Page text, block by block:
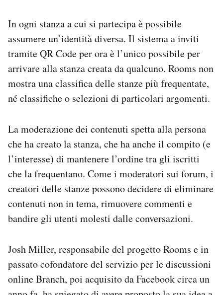
In ogni stanza a cui si partecipa è possibile
assumere un’identità diversa. Il sistema a inviti
tramite QR Code per ora è l’unico possibile per
arrivare alla stanza creata da qualcuno. Rooms non
mostra una classifica delle stanze più frequentate,
né classifiche o selezioni di particolari argomenti.
La moderazione dei contenuti spetta alla persona
che ha creato la stanza, che ha anche il compito (e
l’interesse) di mantenere l’ordine tra gli iscritti
che la frequentano. Come i moderatori sui forum, i
creatori delle stanze possono decidere di eliminare
contenuti non in tema, rimuovere commenti e
bandire gli utenti molesti dalle conversazioni.
Josh Miller, responsabile del progetto Rooms e in
passato cofondatore del servizio per le discussioni
online Branch, poi acquisito da Facebook circa un